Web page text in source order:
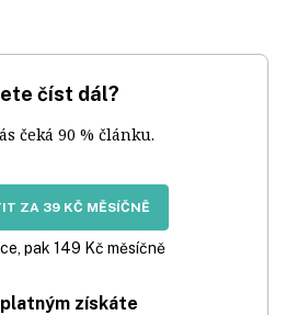
číst dál?
čeká 90 % článku.
ZA 39 KČ MĚSÍČNĚ
pak 149 Kč měsíčně
získáte